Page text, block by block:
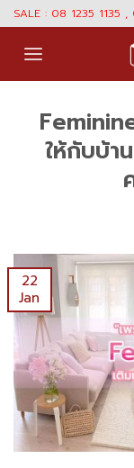
Skip
content
SALE : 08 1235 1135 ,
ให้กับบ้า
22
Jan